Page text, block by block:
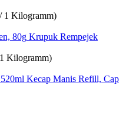
1 Kilogramm)
Krupuk Rempejek
Kilogramm)
Kecap Manis Refill, Cap